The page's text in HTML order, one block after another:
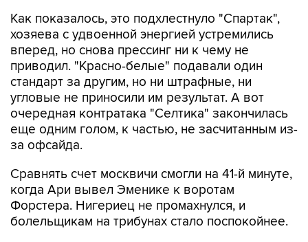
Как показалось, это подхлестнуло "Спартак",
хозяева с удвоенной энергией устремились
вперед, но снова прессинг ни к чему не
приводил. "Красно-белые" подавали один
стандарт за другим, но ни штрафные, ни
угловые не приносили им результат. А вот
очередная контратака "Селтика" закончилась
еще одним голом, к частью, не засчитанным из-
за офсайда.
Сравнять счет москвичи смогли на 41-й минуте,
когда Ари вывел Эменике к воротам
Форстера. Нигериец не промахнулся, и
болельщикам на трибунах стало поспокойнее.